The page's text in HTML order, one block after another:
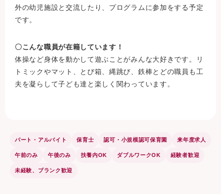
外の幼児施設と交流したり、プログラムに参加をする予定
です。
〇こんな職員が在籍しています！
体操など身体を動かして遊ぶことがみんな大好きです。リ
トミックやマット、とび箱、縄跳び、鉄棒とどの職員も工
夫を凝らして子ども達と楽しく関わっています。
パート・アルバイト 保育士 認可・小規模認可保育園 来年度求人
午前のみ 午後のみ 扶養内OK ダブルワークOK 経験者歓迎
未経験、ブランク歓迎